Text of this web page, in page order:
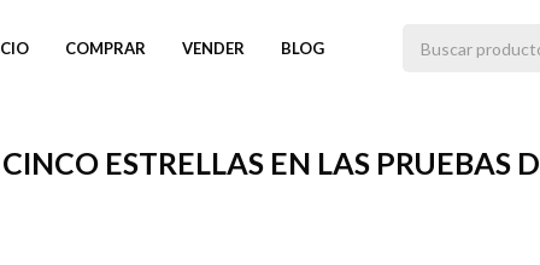
COMPRAR VENDER BLOG
ESTRELLAS EN LAS PRUEBAS